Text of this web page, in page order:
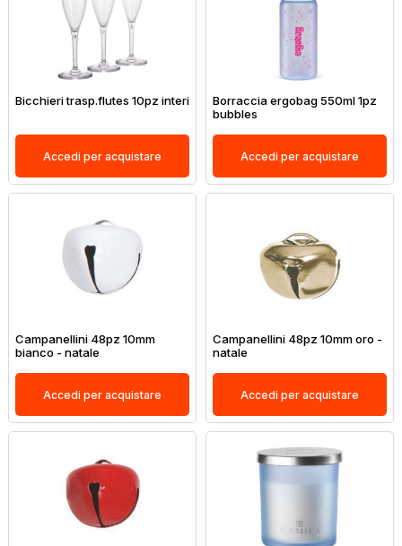
Bicchieri trasp.flutes 10pz interi
Accedi per acquistare
Borraccia ergobag 550ml 1pz
bubbles
Accedi per acquistare
Campanellini 48pz 10mm
bianco - natale
Accedi per acquistare
Campanellini 48pz 10mm oro -
natale
Accedi per acquistare